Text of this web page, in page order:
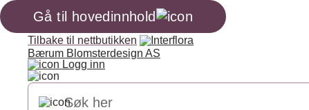
Gå til hovedinnhold
Tilbake til nettbutikken
Bærum Blomsterdesign AS
Logg inn